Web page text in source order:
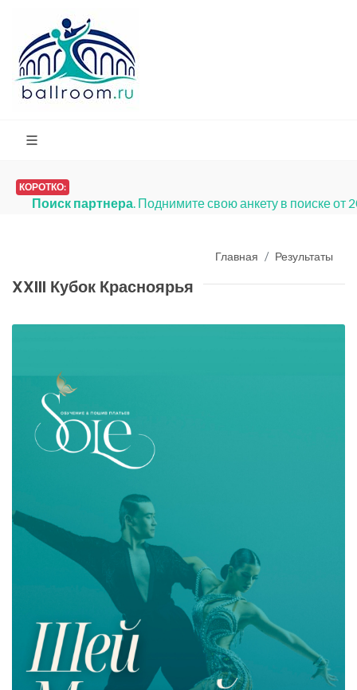
КОРОТКО:
Поиск партнера. Поднимите свою анкету в поиске от
Главная Результаты
XXIII Кубок Красноярья